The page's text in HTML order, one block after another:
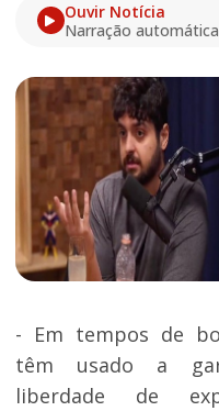
Ouvir Notícia
Narração
- Em tempos de
têm usado a
liberdade de